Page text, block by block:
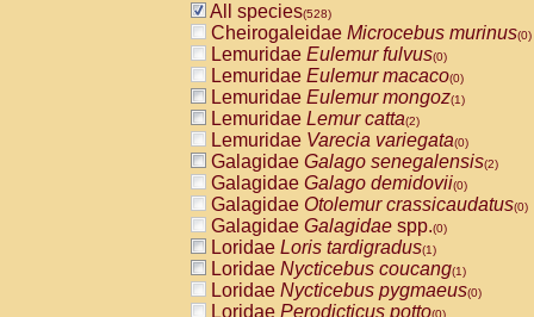
All species(528)
Cheirogaleidae Microcebus murinus(0)
Lemuridae Eulemur fulvus(0)
Lemuridae Eulemur macaco(0)
Lemuridae Eulemur mongoz(1)
Lemuridae Lemur catta(2)
Lemuridae Varecia variegata(0)
Galagidae Galago senegalensis(2)
Galagidae Galago demidovii(0)
Galagidae Otolemur crassicaudatus(0)
Galagidae Galagidae spp.(0)
Loridae Loris tardigradus(1)
Loridae Nycticebus coucang(1)
Loridae Nycticebus pygmaeus(0)
Loridae Perodicticus potto(0)